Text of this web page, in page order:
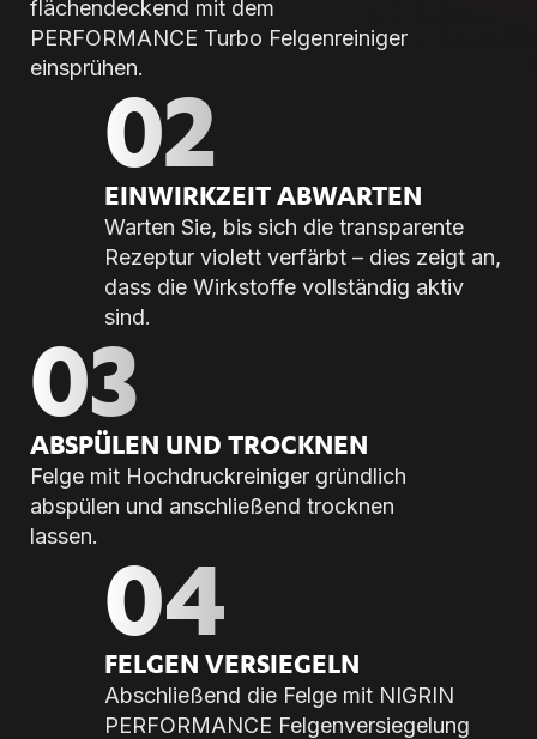
flächendeckend mit dem
PERFORMANCE Turbo Felgenreiniger
einsprühen.
02
EIN­WIRK­ZEIT AB­WAR­TEN
Warten Sie, bis sich die transparente
Rezeptur violett verfärbt – dies zeigt an,
dass die Wirkstoffe vollständig aktiv
sind.
03
AB­SPÜ­LEN UND TROCK­NEN
Felge mit Hochdruckreiniger gründlich
abspülen und anschließend trocknen
lassen.
04
FEL­GEN VER­SIE­GELN
Abschließend die Felge mit NIGRIN
PERFORMANCE Felgenversiegelung